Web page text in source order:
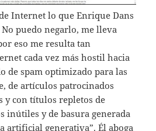
Internet lo que Enrique Dans
puedo negarlo, me lleva
eso me resulta tan
cada vez más hostil hacia
de spam optimizado para las
de artículos patrocinados
y con títulos repletos de
inútiles y de basura generada
artificial generativa”. Él aboga